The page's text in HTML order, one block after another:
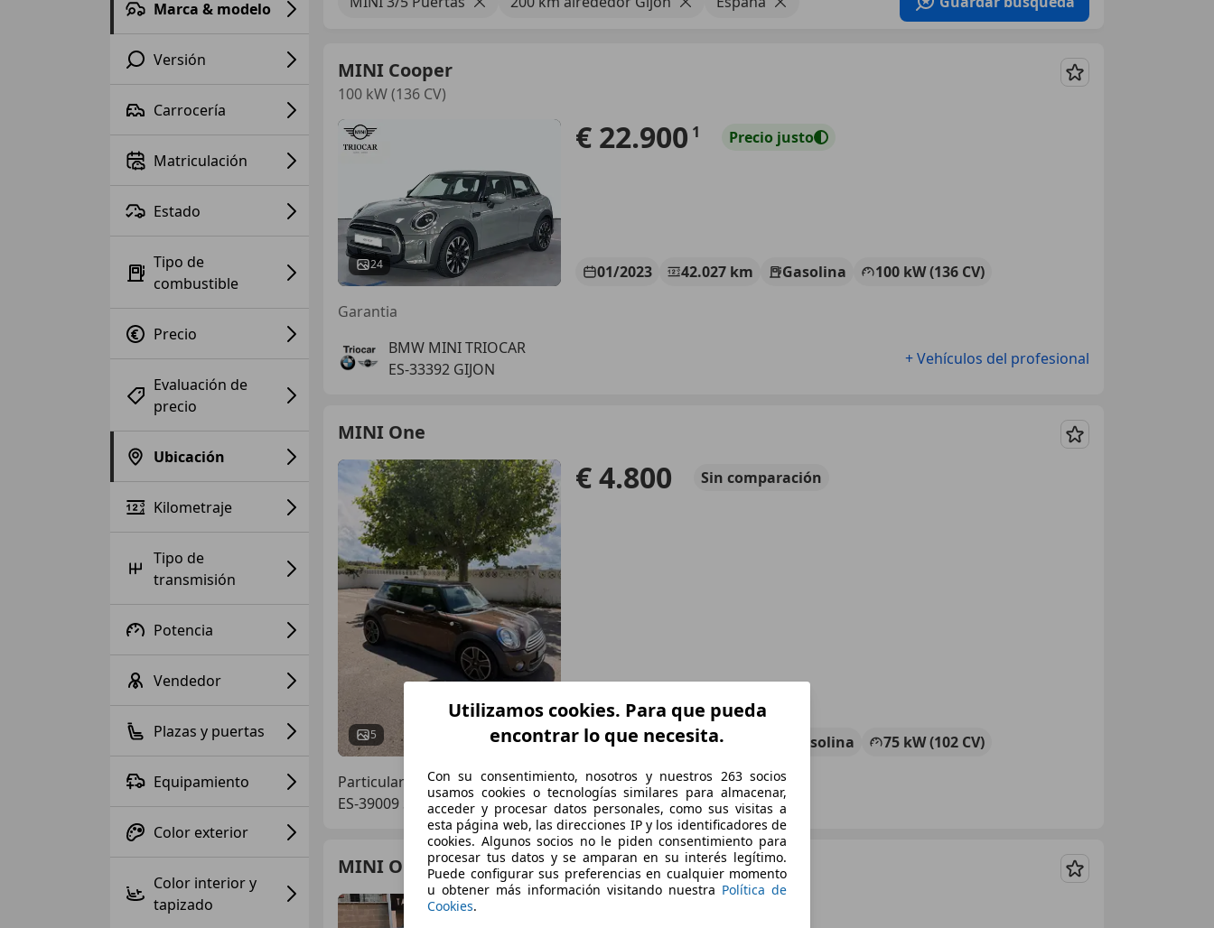
Marca & modelo
Versión
Carrocería
Matriculación
Estado
Tipo de
combustible
Precio
Evaluación de
precio
Ubicación
Kilometraje
Tipo de
transmisión
Potencia
Vendedor
Plazas y puertas
Equipamiento
Color exterior
Color interior y
tapizado
MINI Cooper
100 kW (136 CV)
Guardar
24
€ 22.900 1 Precio justo
01/2023 42.027 km Gasolina
100 kW (136 CV)
Garantia
BMW MINI TRIOCAR
ES-33392 GIJON
+ Vehículos del profesional
MINI One
Guardar
5
€ 4.800 Sin comparación
02/2016 185.000 km Gasolina
75 kW (102 CV)
Particular
ES-39009 Santander
MINI One
Guardar
Utilizamos cookies. Para que pueda
encontrar lo que necesita.
Con su consentimiento, nosotros y nuestros 263 socios
usamos cookies o tecnologías similares para almacenar,
acceder y procesar datos personales, como sus visitas a
esta página web, las direcciones IP y los identificadores de
cookies. Algunos socios no le piden consentimiento para
procesar tus datos y se amparan en su interés legítimo.
Puede configurar sus preferencias en cualquier momento
u obtener más información visitando nuestra Política de
Cookies.